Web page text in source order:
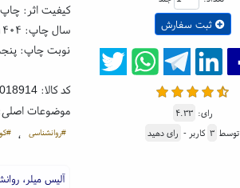
ثبت سفارش
رای: ۴.۳۳
توسط ۳ کاربر - رای دهید
کیفیت اثر:
سال چاپ: ۱۴۰۴
نوبت چاپ:
کد کالا:
موضوعات
#روانشناسی ،
آلیس میلر،